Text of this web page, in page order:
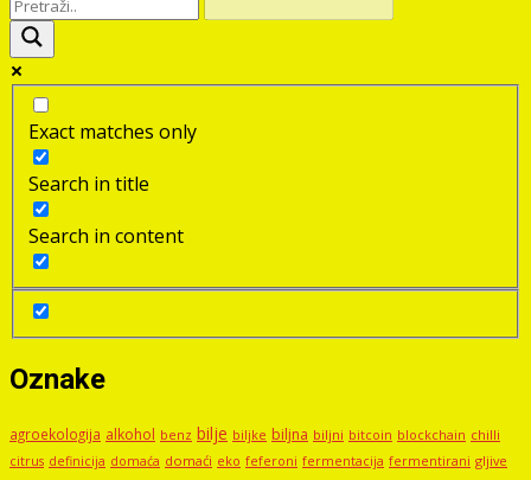
Exact matches only
Search in title
Search in content
Oznake
agroekologija alkohol benz bilje biljke biljna biljni bitcoin blockchain chilli
citrus definicija domaća domaći eko feferoni fermentacija fermentirani gljive